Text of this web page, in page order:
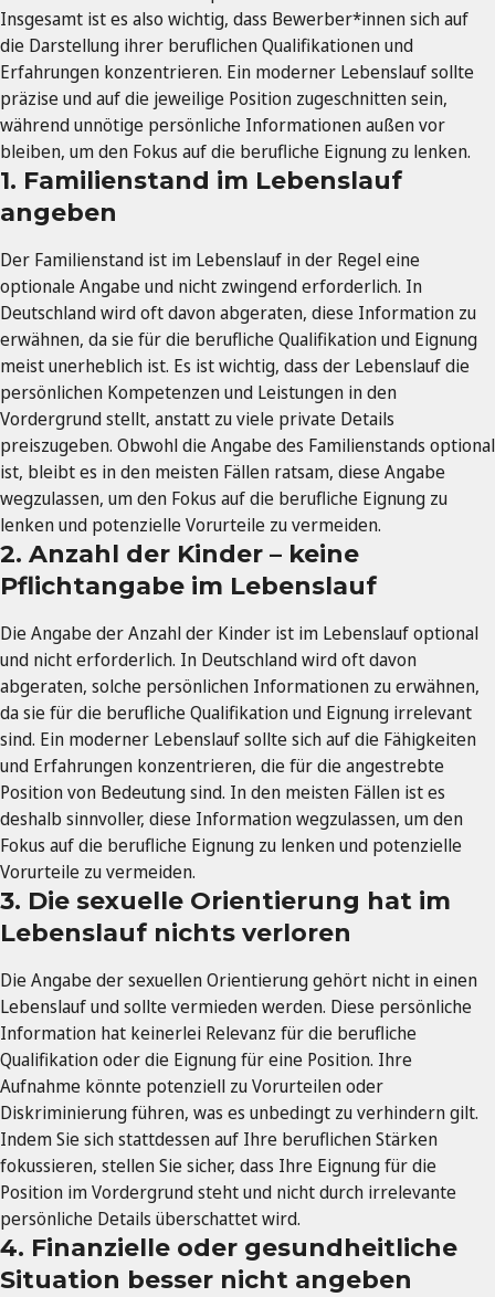
Insgesamt ist es also wichtig, dass Bewerber*innen sich auf
die Darstellung ihrer beruflichen Qualifikationen und
Erfahrungen konzentrieren. Ein moderner Lebenslauf sollte
präzise und auf die jeweilige Position zugeschnitten sein,
während unnötige persönliche Informationen außen vor
bleiben, um den Fokus auf die berufliche Eignung zu lenken.
1. Familienstand im Lebenslauf
angeben
Der Familienstand ist im Lebenslauf in der Regel eine
optionale Angabe und nicht zwingend erforderlich. In
Deutschland wird oft davon abgeraten, diese Information zu
erwähnen, da sie für die berufliche Qualifikation und Eignung
meist unerheblich ist. Es ist wichtig, dass der Lebenslauf die
persönlichen Kompetenzen und Leistungen in den
Vordergrund stellt, anstatt zu viele private Details
preiszugeben. Obwohl die Angabe des Familienstands optional
ist, bleibt es in den meisten Fällen ratsam, diese Angabe
wegzulassen, um den Fokus auf die berufliche Eignung zu
lenken und potenzielle Vorurteile zu vermeiden.
2. Anzahl der Kinder – keine
Pflichtangabe im Lebenslauf
Die Angabe der Anzahl der Kinder ist im Lebenslauf optional
und nicht erforderlich. In Deutschland wird oft davon
abgeraten, solche persönlichen Informationen zu erwähnen,
da sie für die berufliche Qualifikation und Eignung irrelevant
sind. Ein moderner Lebenslauf sollte sich auf die Fähigkeiten
und Erfahrungen konzentrieren, die für die angestrebte
Position von Bedeutung sind. In den meisten Fällen ist es
deshalb sinnvoller, diese Information wegzulassen, um den
Fokus auf die berufliche Eignung zu lenken und potenzielle
Vorurteile zu vermeiden.
3. Die sexuelle Orientierung hat im
Lebenslauf nichts verloren
Die Angabe der sexuellen Orientierung gehört nicht in einen
Lebenslauf und sollte vermieden werden. Diese persönliche
Information hat keinerlei Relevanz für die berufliche
Qualifikation oder die Eignung für eine Position. Ihre
Aufnahme könnte potenziell zu Vorurteilen oder
Diskriminierung führen, was es unbedingt zu verhindern gilt.
Indem Sie sich stattdessen auf Ihre beruflichen Stärken
fokussieren, stellen Sie sicher, dass Ihre Eignung für die
Position im Vordergrund steht und nicht durch irrelevante
persönliche Details überschattet wird.
4. Finanzielle oder gesundheitliche
Situation besser nicht angeben